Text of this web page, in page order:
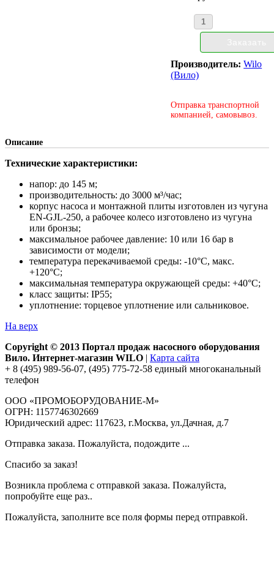
Производитель:Wilo
(Вило)
Отправка транспортной
компанией, самовывоз.
Описание
Технические характеристики:
напор: до 145 м;
производительность: до 3000 м³/час;
корпус насоса и монтажной плиты изготовлен из чугуна
EN-GJL-250, а рабочее колесо изготовлено из чугуна
или бронзы;
максимальное рабочее давление: 10 или 16 бар в
зависимости от модели;
температура перекачиваемой среды: -10°С, макс.
+120°С;
максимальная температура окружающей среды: +40°С;
класс защиты: IP55;
уплотнение: торцевое уплотнение или сальниковое.
На верх
Copyright © 2013 Портал продаж насосного оборудования
Вило. Интернет-магазин WILO | Карта сайта
+ 8 (495) 989-56-07, (495) 775-72-58 единый многоканальный
телефон
ООО «ПРОМОБОРУДОВАНИЕ-М»
ОГРН: 1157746302669
Юридический адрес: 117623, г.Москва, ул.Дачная, д.7
Отправка заказа. Пожалуйста, подождите ...
Спасибо за заказ!
Возникла проблема с отправкой заказа. Пожалуйста,
попробуйте еще раз..
Пожалуйста, заполните все поля формы перед отправкой.